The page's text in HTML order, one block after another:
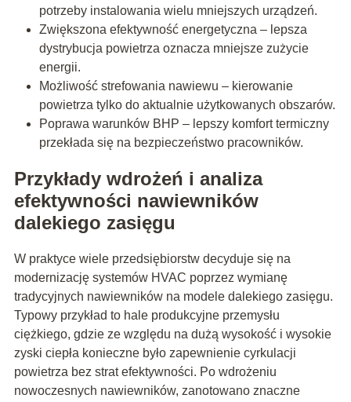
potrzeby instalowania wielu mniejszych urządzeń.
Zwiększona efektywność energetyczna – lepsza
dystrybucja powietrza oznacza mniejsze zużycie
energii.
Możliwość strefowania nawiewu – kierowanie
powietrza tylko do aktualnie użytkowanych obszarów.
Poprawa warunków BHP – lepszy komfort termiczny
przekłada się na bezpieczeństwo pracowników.
Przykłady wdrożeń i analiza
efektywności nawiewników
dalekiego zasięgu
W praktyce wiele przedsiębiorstw decyduje się na
modernizację systemów HVAC poprzez wymianę
tradycyjnych nawiewników na modele dalekiego zasięgu.
Typowy przykład to hale produkcyjne przemysłu
ciężkiego, gdzie ze względu na dużą wysokość i wysokie
zyski ciepła konieczne było zapewnienie cyrkulacji
powietrza bez strat efektywności. Po wdrożeniu
nowoczesnych nawiewników, zanotowano znaczne